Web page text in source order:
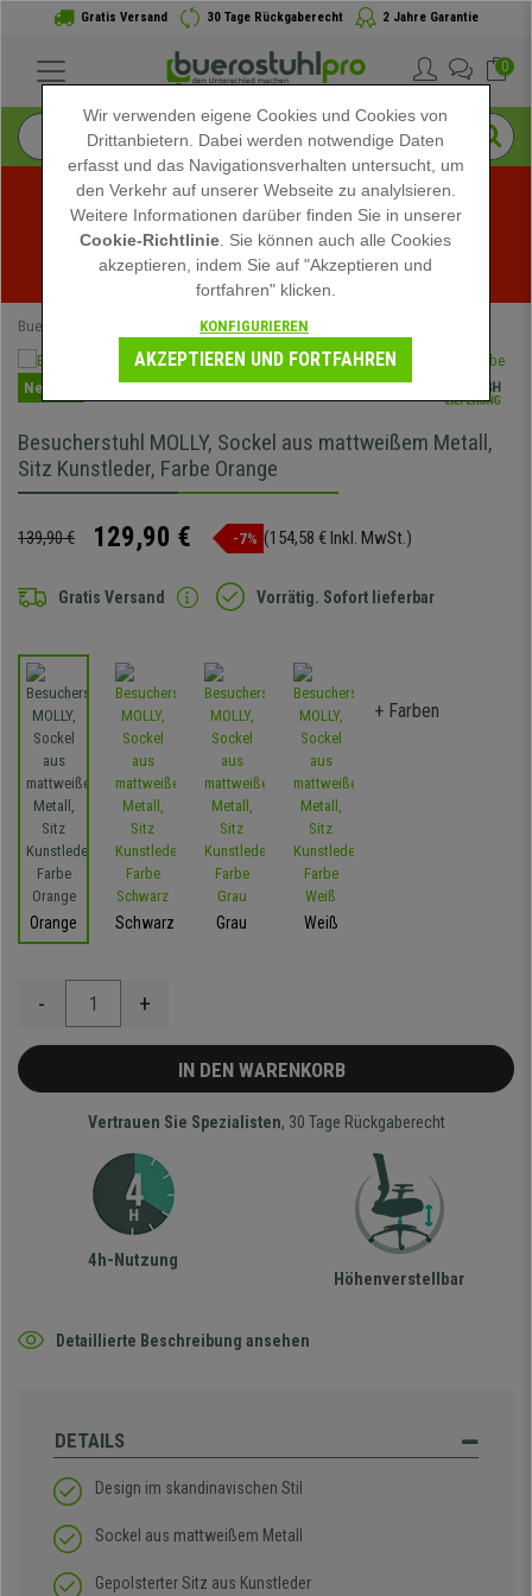
Gratis Versand 30 Tage Rückgaberecht 2 Jahre Garantie
0
Sommerschlussverkauf bei buerostuhlpro! Exklusive
Rabatte für kurze Zeit - Aktion ansehen -
Buerostuhlpro
Neuheit
Besucherstuhl MOLLY, Sockel aus mattweißem Metall,
Sitz Kunstleder, Farbe Orange
139,90 € 129,90 € -7% (154,58 € Inkl. MwSt.)
Gratis Versand Vorrätig. Sofort lieferbar
Orange Schwarz Grau Weiß
+ Farben
- +
IN DEN WARENKORB
Vertrauen Sie Spezialisten, 30 Tage Rückgaberecht
4h-Nutzung
Höhenverstellbar
Detaillierte Beschreibung ansehen
DETAILS
Design im skandinavischen Stil
Sockel aus mattweißem Metall
Gepolsterter Sitz aus Kunstleder
Wir verwenden eigene Cookies und Cookies von
Drittanbietern. Dabei werden notwendige Daten
erfasst und das Navigationsverhalten untersucht, um
den Verkehr auf unserer Webseite zu analylsieren.
Weitere Informationen darüber finden Sie in unserer
Cookie-Richtlinie . Sie können auch alle Cookies
akzeptieren, indem Sie auf "Akzeptieren und
fortfahren" klicken.
KONFIGURIEREN
AKZEPTIEREN UND FORTFAHREN